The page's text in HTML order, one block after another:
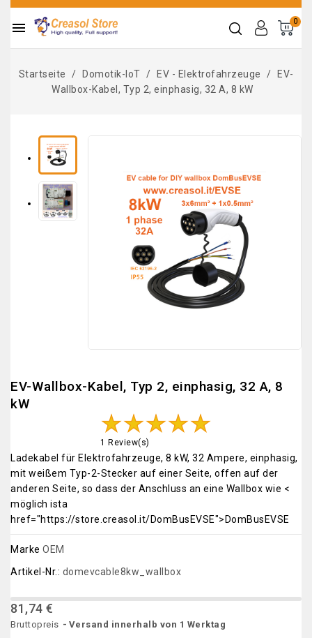
0

Startseite Domotik-IoT EV - Elektrofahrzeuge
EV-
Wallbox-Kabel, Typ 2, einphasig, 32 A, 8 kW
EV-Wallbox-Kabel, Typ 2, einphasig, 32 A, 8
kW
1 Review(s)
Ladekabel für Elektrofahrzeuge, 8 kW, 32 Ampere, einphasig,
mit weißem Typ-2-Stecker auf einer Seite, offen auf der
anderen Seite, so dass der Anschluss an eine Wallbox wie <
möglich ista
href="https://store.creasol.it/DomBusEVSE">DomBusEVSE
Marke OEM
Artikel-Nr.: domevcable8kw_wallbox
81,74 €
Bruttopreis Versand innerhalb von 1 Werktag